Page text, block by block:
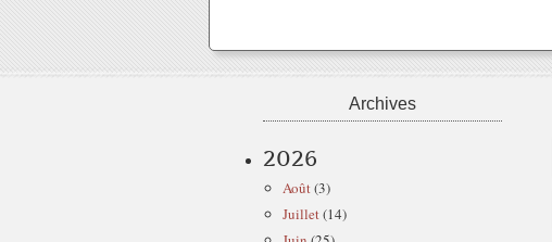
Archives
2026
Août(3)
Juillet(14)